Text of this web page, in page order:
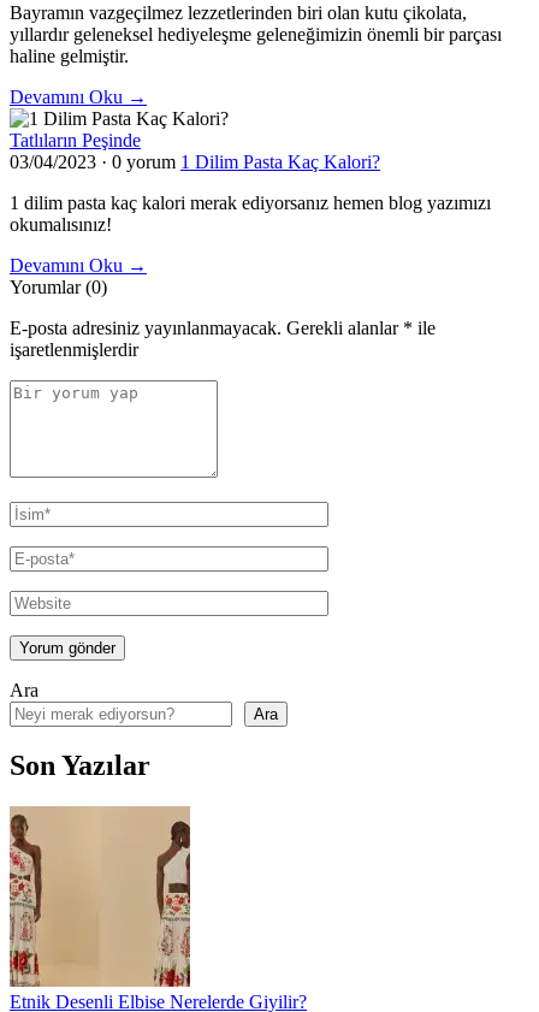
Bayramın vazgeçilmez lezzetlerinden biri olan kutu çikolata,
yıllardır geleneksel hediyeleşme geleneğimizin önemli bir parçası
haline gelmiştir.
Devamını Oku →
Tatlıların Peşinde
03/04/2023 · 0 yorum 1 Dilim Pasta Kaç Kalori?
1 dilim pasta kaç kalori merak ediyorsanız hemen blog yazımızı
okumalısınız!
Devamını Oku →
Yorumlar (0)
E-posta adresiniz yayınlanmayacak. Gerekli alanlar * ile
işaretlenmişlerdir
Ara
Ara
Son Yazılar
Etnik Desenli Elbise Nerelerde Giyilir?